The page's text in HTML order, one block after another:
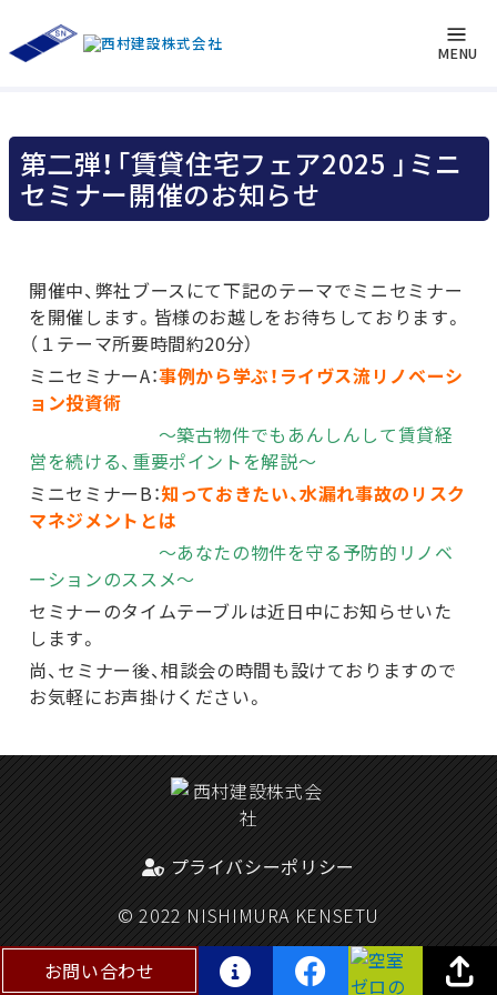
MENU
お知らせ
トップページ お知らせ
第二弾！「賃貸住宅フェア2025 」ミニ
第二弾！「賃貸住宅フェア2025 」ミニ
セミナー開催のお知らせ
開催中、弊社ブースにて下記のテーマでミニセミナー
を開催します。皆様のお越しをお待ちしております。
（１テーマ所要時間約20分）
ミニセミナーA：事例から学ぶ！ライヴス流リノベーシ
ョン投資術
～築古物件でもあんしんして賃貸経
営を続ける、重要ポイントを解説～
ミニセミナーB：知っておきたい、水漏れ事故のリスク
マネジメントとは
～あなたの物件を守る予防的リノベ
ーションのススメ～
セミナーのタイムテーブルは近日中にお知らせいた
します。
尚、セミナー後、相談会の時間も設けておりますので
お気軽にお声掛けください。
© 2022 NISHIMURA KENSETU
プライバシーポリシー
お問い合わせ